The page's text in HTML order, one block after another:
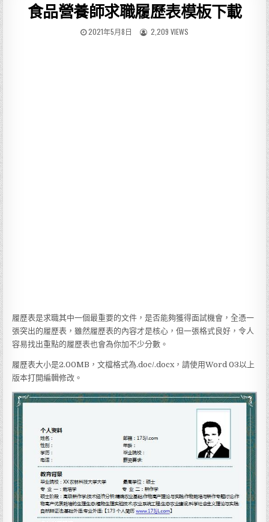
S
T
E
食品營養師求職履歷表模板下載
2021年5月8日 2,209 VIEWS
履歷表是求職其中一個最重要的文件，是否能夠獲得面試機會，全憑一
張突出的履歷表，雖然履歷表的內容才是核心，但一張格式良好，令人
容易找出重點的履歷表也會為你加不少分數。
履歷表大小是2.00MB，文檔格式為.doc/.docx，請使用Word 03以上
版本打開編輯修改。